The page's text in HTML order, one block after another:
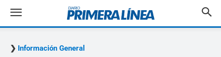
Información General